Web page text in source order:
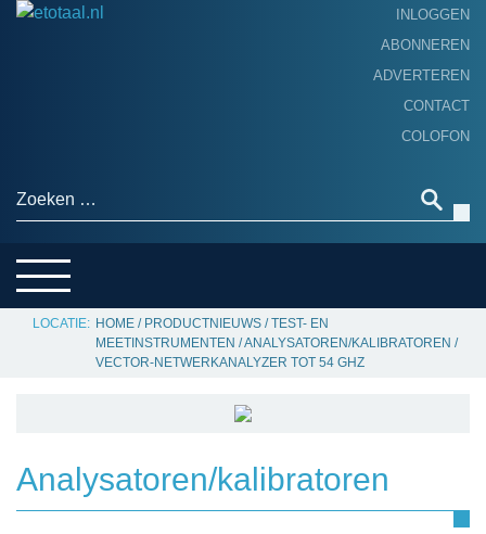
INLOGGEN
ABONNEREN
ADVERTEREN
CONTACT
COLOFON
Zoeken naar:
SERVICE
HOME / PRODUCTNIEUWS /TEST- EN
MEETINSTRUMENTEN /ANALYSATOREN/KALIBRATOREN /
VECTOR-NETWERKANALYZER TOT 54 GHZ
Analysatoren/kalibratoren